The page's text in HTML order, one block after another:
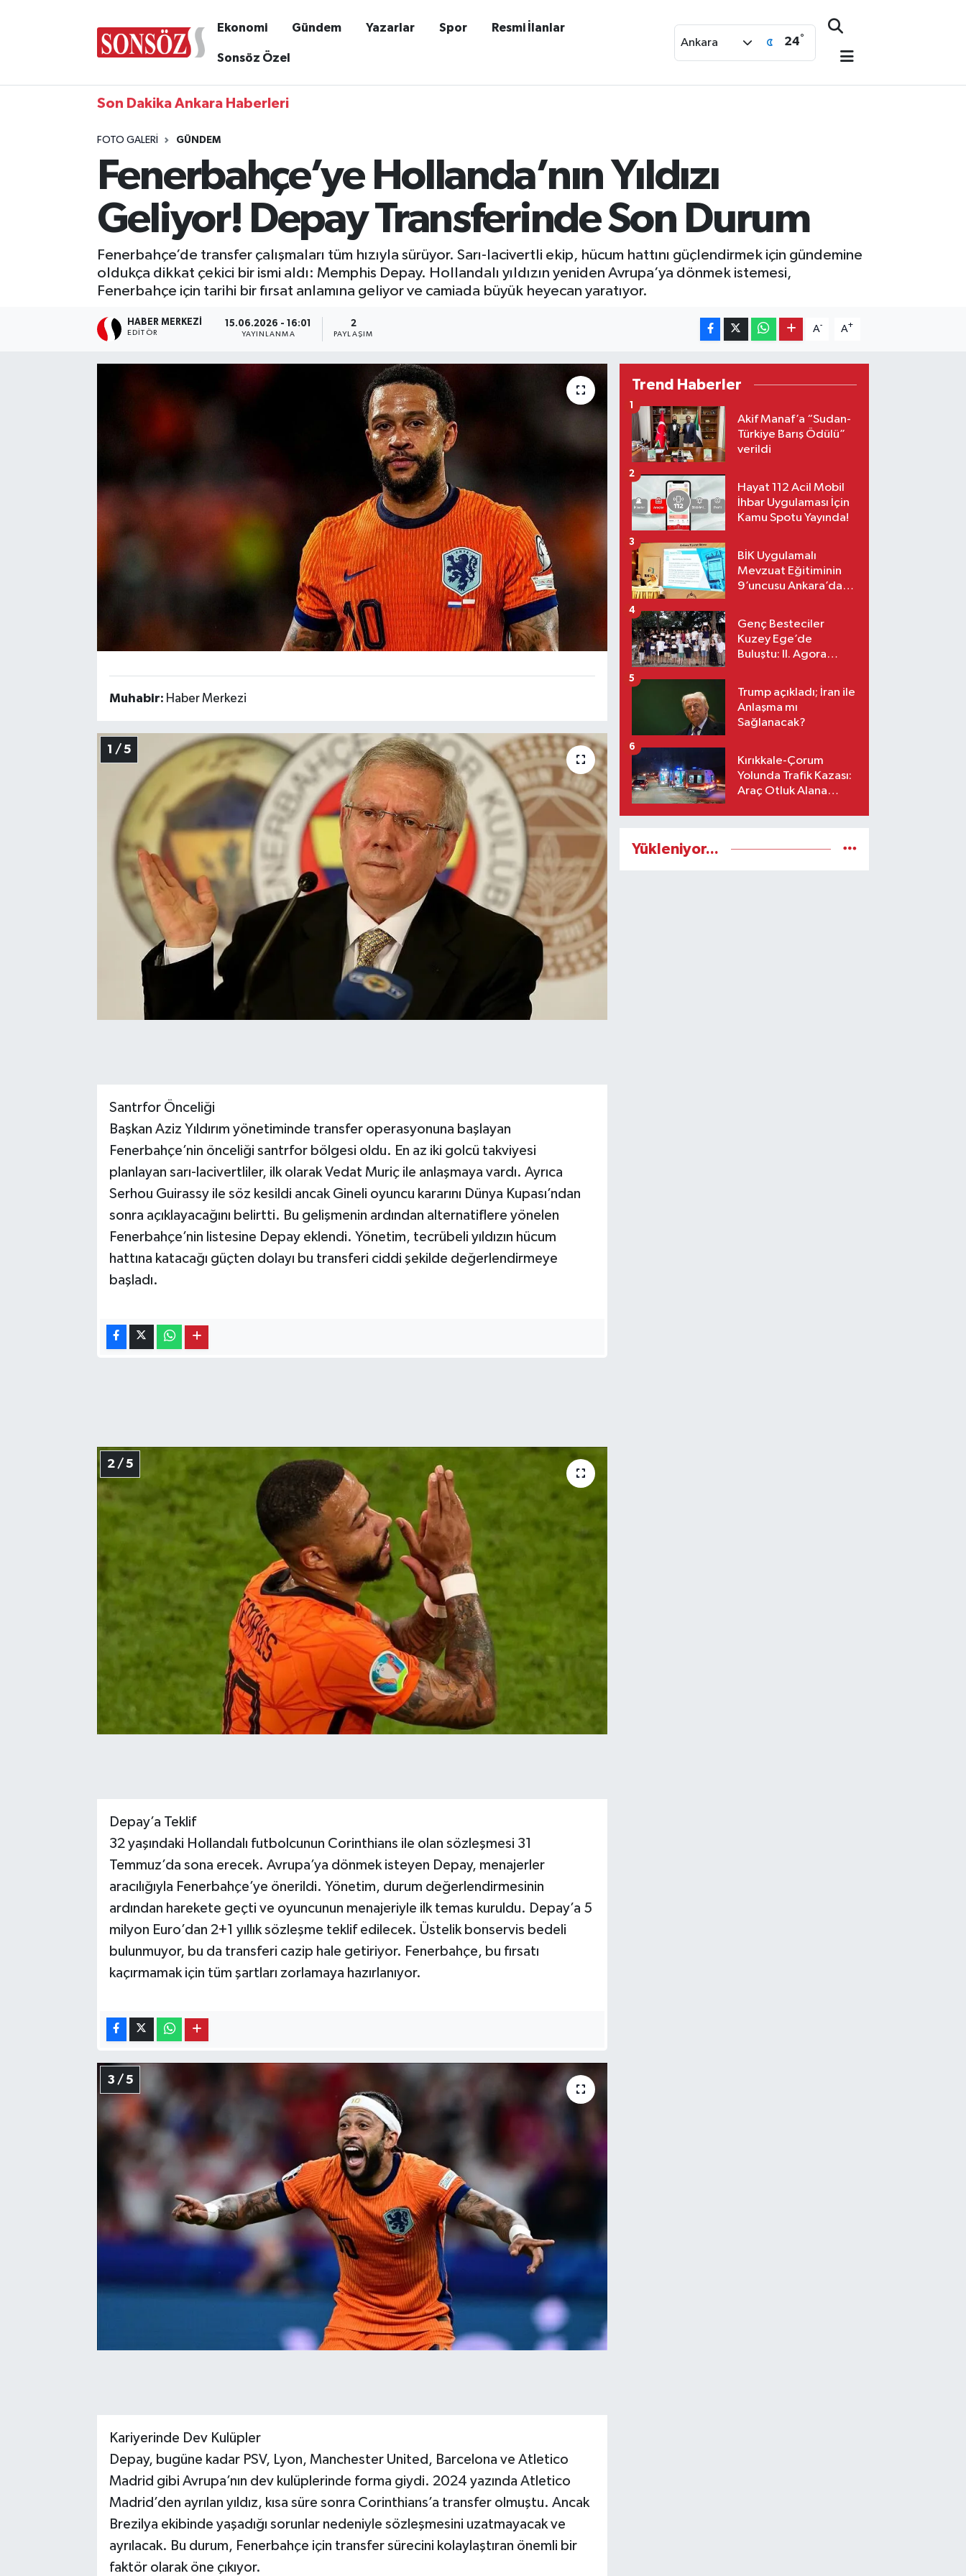
Ekonomi Gündem Yazarlar Spor Resmi İlanlar
Sonsöz Özel
Ankara 24°
Son Dakika Ankara Haberleri
FOTO GALERI GÜNDEM
Fenerbahçe’ye Hollanda’nın Yıldızı
Geliyor! Depay Transferinde Son Durum
Fenerbahçe’de transfer çalışmaları tüm hızıyla sürüyor. Sarı-lacivertli ekip, hücum hattını güçlendirmek için gündemine
oldukça dikkat çekici bir ismi aldı: Memphis Depay. Hollandalı yıldızın yeniden Avrupa’ya dönmek istemesi,
Fenerbahçe için tarihi bir fırsat anlamına geliyor ve camiada büyük heyecan yaratıyor.
HABER MERKEZI
EDITÖR
15.06.2026 - 16:01
YAYINLANMA
2
PAYLAŞIM
A- A+
Muhabir: Haber Merkezi
1 / 5
Santrfor Önceliği
Başkan Aziz Yıldırım yönetiminde transfer operasyonuna başlayan
Fenerbahçe’nin önceliği santrfor bölgesi oldu. En az iki golcü takviyesi
planlayan sarı-lacivertliler, ilk olarak Vedat Muriç ile anlaşmaya vardı. Ayrıca
Serhou Guirassy ile söz kesildi ancak Gineli oyuncu kararını Dünya Kupası’ndan
sonra açıklayacağını belirtti. Bu gelişmenin ardından alternatiflere yönelen
Fenerbahçe’nin listesine Depay eklendi. Yönetim, tecrübeli yıldızın hücum
hattına katacağı güçten dolayı bu transferi ciddi şekilde değerlendirmeye
başladı.
2 / 5
Depay’a Teklif
32 yaşındaki Hollandalı futbolcunun Corinthians ile olan sözleşmesi 31
Temmuz’da sona erecek. Avrupa’ya dönmek isteyen Depay, menajerler
aracılığıyla Fenerbahçe’ye önerildi. Yönetim, durum değerlendirmesinin
ardından harekete geçti ve oyuncunun menajeriyle ilk temas kuruldu. Depay’a 5
milyon Euro’dan 2+1 yıllık sözleşme teklif edilecek. Üstelik bonservis bedeli
bulunmuyor, bu da transferi cazip hale getiriyor. Fenerbahçe, bu fırsatı
kaçırmamak için tüm şartları zorlamaya hazırlanıyor.
3 / 5
Kariyerinde Dev Kulüpler
Depay, bugüne kadar PSV, Lyon, Manchester United, Barcelona ve Atletico
Madrid gibi Avrupa’nın dev kulüplerinde forma giydi. 2024 yazında Atletico
Madrid’den ayrılan yıldız, kısa süre sonra Corinthians’a transfer olmuştu. Ancak
Brezilya ekibinde yaşadığı sorunlar nedeniyle sözleşmesini uzatmayacak ve
ayrılacak. Bu durum, Fenerbahçe için transfer sürecini kolaylaştıran önemli bir
faktör olarak öne çıkıyor.
Trend Haberler
Akif Manaf’a “Sudan-
Türkiye Barış Ödülü”
verildi
1
Hayat 112 Acil Mobil
İhbar Uygulaması İçin
Kamu Spotu Yayında!
2
BİK Uygulamalı
Mevzuat Eğitiminin
9’uncusu Ankara’da
3
Genç Besteciler
Kuzey Ege’de
Buluştu: II. Agora
4
Trump açıkladı; İran ile
Anlaşma mı
Sağlanacak?
5
Kırıkkale-Çorum
Yolunda Trafik Kazası:
Araç Otluk Alana
6
Yükleniyor...